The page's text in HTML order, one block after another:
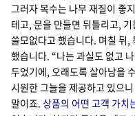
그러자 목수는 나무 재질이 좋
테고, 문을 만들면 뒤틀리고,
쓸모없다고 했습니다. 며칠 뒤,
했습니다. “나는 과실도 없고
두었기에, 오래도록 살아남을
시원한 그늘을 제공하고 있으
말이죠. 상품의 어떤 고객 가치